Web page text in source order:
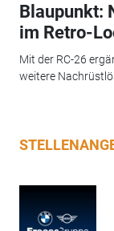
Blaupunkt:
im Retro-
Mit der RC-26
weitere